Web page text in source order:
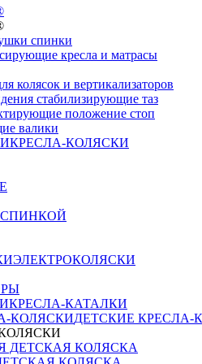
спинки
кресла и матрасы
колясок и вертикализаторов
стабилизирующие таз
положение стоп
валики
КРЕСЛА-КОЛЯСКИ
ЭЛЕКТРОКОЛЯСКИ
КРЕСЛА-КАТАЛКИ
ДЕТСКИЕ КРЕСЛА-
ДЕТСКАЯ КОЛЯСКА